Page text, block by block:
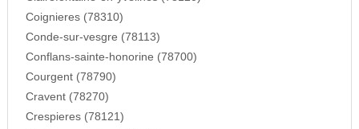
Coignieres (78310)
Conde-sur-vesgre (78113)
Conflans-sainte-honorine (78700)
Courgent (78790)
Cravent (78270)
Crespieres (78121)